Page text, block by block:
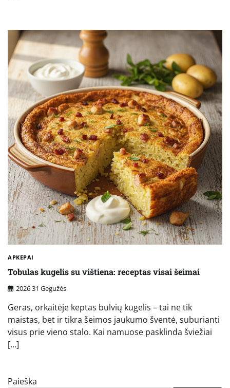
APKEPAI
Tobulas kugelis su vištiena: receptas visai šeimai
2026 31 Gegužės
Geras, orkaitėje keptas bulvių kugelis – tai ne tik
maistas, bet ir tikra šeimos jaukumo šventė, suburianti
visus prie vieno stalo. Kai namuose pasklinda šviežiai
[…]
Paieška